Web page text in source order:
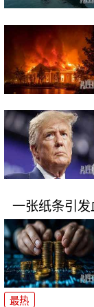
一张纸条引发
最热